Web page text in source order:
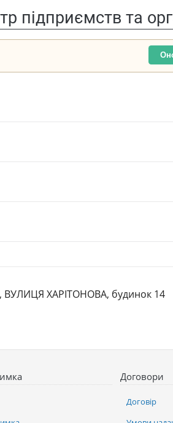
підприємств та
ВУЛИЦЯ ХАРІТОНОВА, будинок 14
Договори
Договір